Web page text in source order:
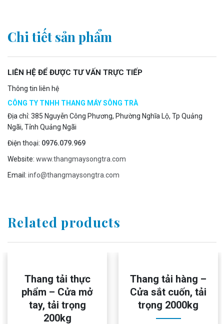
Chi tiết sản phẩm
LIÊN HỆ ĐỂ ĐƯỢC TƯ VẤN TRỰC TIẾP
Thông tin liên hệ
CÔNG TY TNHH THANG MÁY SÔNG TRÀ
Địa chỉ: 385 Nguyễn Công Phương, Phường Nghĩa Lộ, Tp Quảng
Ngãi, Tỉnh Quảng Ngãi
Điện thoại: 0976.079.969
Website: www.thangmaysongtra.com
Email: info@thangmaysongtra.com
Related products
Thang tải thực
phẩm – Cửa mở
tay, tải trọng
200kg
Thang tải hàng –
Cửa sắt cuốn, tải
trọng 2000kg